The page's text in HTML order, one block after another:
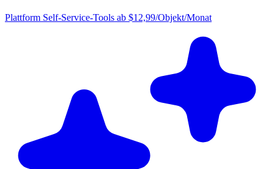
Plattform Self-Service-Tools ab $12,99/Objekt/Monat